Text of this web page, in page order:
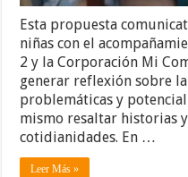
Esta propuesta
niñas con el
2 y la Corporación Mi
generar reflexión sobre
problemáticas y
mismo resaltar historias
cotidianidades. En …
Leer Más »